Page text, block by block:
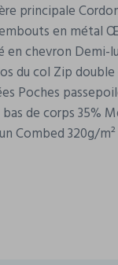
principale
en métal
en chevron Demi-
du col Zip double
Poches
de corps 35%
Combed 320g/m²